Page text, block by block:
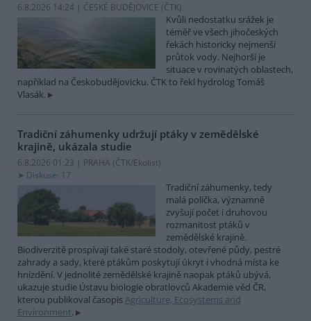
6.8.2026 14:24 | ČESKÉ BUDĚJOVICE (ČTK)
Kvůli nedostatku srážek je
téměř ve všech jihočeských
řekách historicky nejmenší
průtok vody. Nejhorší je
situace v rovinatých oblastech,
například na Českobudějovicku. ČTK to řekl hydrolog Tomáš
Vlasák.
Tradiční záhumenky udržují ptáky v zemědělské
krajině, ukázala studie
6.8.2026 01:23 | PRAHA (ČTK/Ekolist)
Diskuse: 17
Tradiční záhumenky, tedy
malá políčka, významně
zvyšují počet i druhovou
rozmanitost ptáků v
zemědělské krajině.
Biodiverzitě prospívají také staré stodoly, otevřené půdy, pestré
zahrady a sady, které ptákům poskytují úkryt i vhodná místa ke
hnízdění. V jednolité zemědělské krajině naopak ptáků ubývá,
ukazuje studie Ústavu biologie obratlovců Akademie věd ČR,
kterou publikoval časopisAgriculture, Ecosystems and
Environment.